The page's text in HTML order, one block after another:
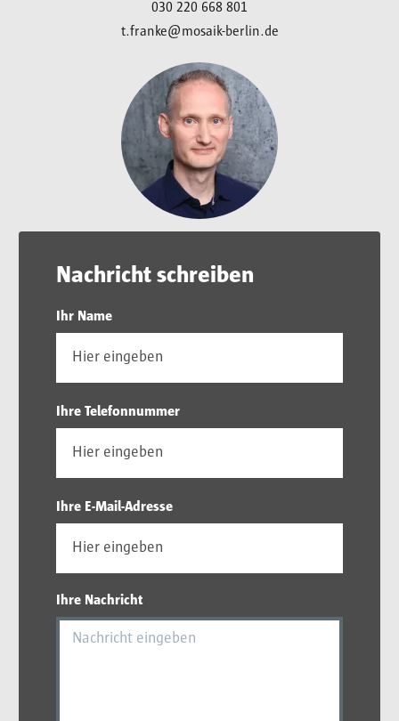
030 220 668 801
t.franke@mosaik-berlin.de
Nachricht schreiben
Ihr Name
Ihre Telefonnummer
Ihre E-Mail-Adresse
Ihre Nachricht